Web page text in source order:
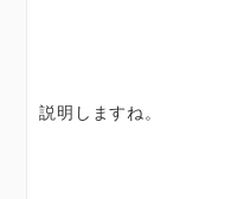
説明しますね。